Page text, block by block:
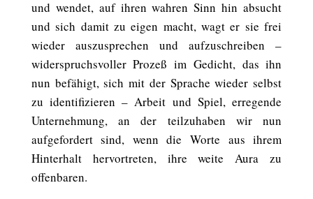
und wendet, auf ihren wahren Sinn hin absucht
und sich damit zu eigen macht, wagt er sie frei
wieder auszusprechen und aufzuschreiben –
widerspruchsvoller Prozeß im Gedicht, das ihn
nun befähigt, sich mit der Sprache wieder selbst
zu identifizieren – Arbeit und Spiel, erregende
Unternehmung, an der teilzuhaben wir nun
aufgefordert sind, wenn die Worte aus ihrem
Hinterhalt hervortreten, ihre weite Aura zu
offenbaren.